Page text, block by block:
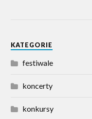
KATEGORIE
festiwale
koncerty
konkursy